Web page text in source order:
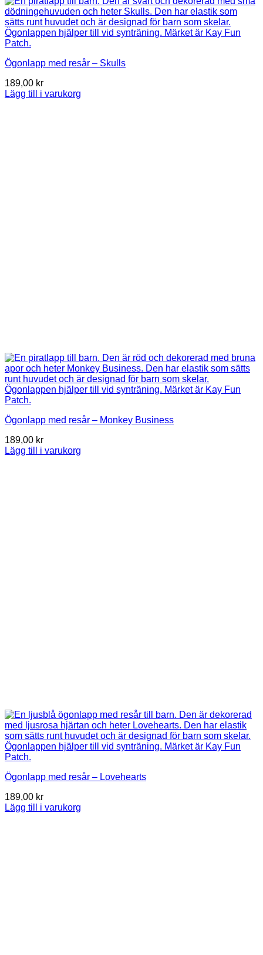
Ögonlapp med resår – Skulls
189,00 kr
Lägg till i varukorg
Ögonlapp med resår – Monkey Business
189,00 kr
Lägg till i varukorg
Ögonlapp med resår – Lovehearts
189,00 kr
Lägg till i varukorg